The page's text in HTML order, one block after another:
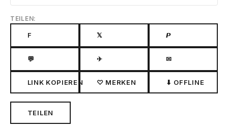
TEILEN:
F 𝕏 𝙋
💬 ✈ ✉
LINK KOPIEREN ♡ MERKEN ⬇ OFFLINE
TEILEN